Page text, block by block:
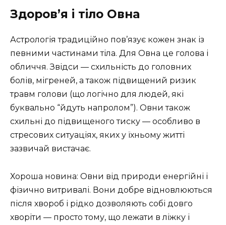
Здоров’я і тіло Овна
Астрологія традиційно пов’язує кожен знак із
певними частинами тіла. Для Овна це голова і
обличчя. Звідси — схильність до головних
болів, мігреней, а також підвищений ризик
травм голови (що логічно для людей, які
буквально “йдуть напролом”). Овни також
схильні до підвищеного тиску — особливо в
стресових ситуаціях, яких у їхньому житті
зазвичай вистачає.
Хороша новина: Овни від природи енергійні і
фізично витривалі. Вони добре відновлюються
після хвороб і рідко дозволяють собі довго
хворіти — просто тому, що лежати в ліжку і